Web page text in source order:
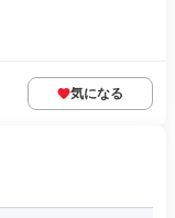
気になる